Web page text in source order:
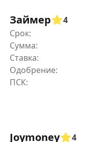
Займер
4
Срок:
Сумма:
Ставка:
Одобрение:
Joymoney
4